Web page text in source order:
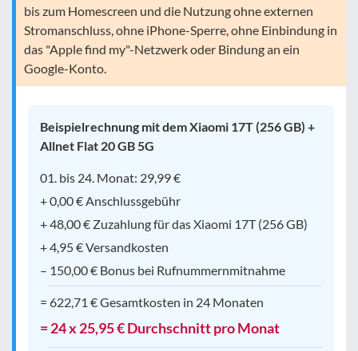
bis zum Homescreen und die Nutzung ohne externen
Stromanschluss, ohne iPhone-Sperre, ohne Einbindung in
das "Apple find my"-Netzwerk oder Bindung an ein
Google-Konto.
Beispielrechnung mit dem Xiaomi 17T (256 GB) +
Allnet Flat 20 GB 5G
01. bis 24. Monat: 29,99 €
+ 0,00 € Anschlussgebühr
+ 48,00 € Zuzahlung für das Xiaomi 17T (256 GB)
+ 4,95 € Versandkosten
– 150,00 € Bonus bei Rufnummernmitnahme
= 622,71 € Gesamtkosten in 24 Monaten
= 24 x 25,95 € Durchschnitt pro Monat